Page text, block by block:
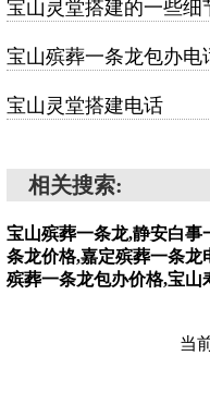
宝山灵堂搭建的一些
宝山殡葬一条龙包办电
宝山灵堂搭建电话
相关搜索:
宝山殡葬一条龙,静安白事
条龙价格,嘉定殡葬一条龙
殡葬一条龙包办价格,宝山
当